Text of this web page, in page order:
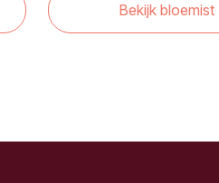
Bekijk bloemist